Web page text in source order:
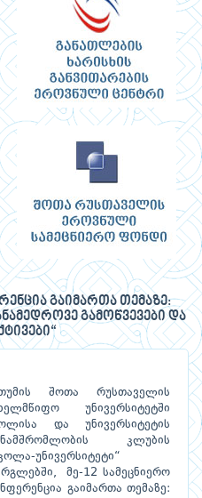
გაიმართა თემაზე:
გამოწვევები და
შოთა რუსთაველის
უნივერსიტეტში
და უნივერსიტეტის
კლუბის
უნივერსიტეტი“
მე-12 სამეცნიერო
გაიმართა თემაზე: